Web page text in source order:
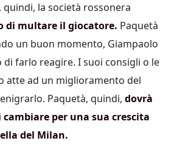
la società rossonera
di multare il giocatore. Paquetà
un buon momento, Giampaolo
di farlo reagire. I suoi consigli o le
atte ad un miglioramento del
Paquetà, quindi, dovrà
cambiare per una sua crescita
del Milan.